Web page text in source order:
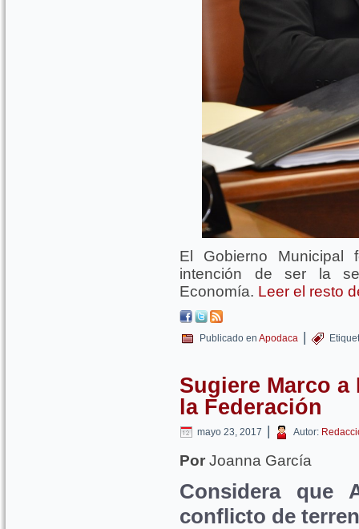
El Gobierno Municipal
intención de ser la
Economía. Leer el resto
Publicado en Apodaca |
Sugiere Marco
la Federación
mayo 23, 2017 | Autor:
Por Joanna García
Considera que
conflicto de